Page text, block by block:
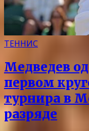
ТЕННИС
Медведев
первом
турнира в
разряде